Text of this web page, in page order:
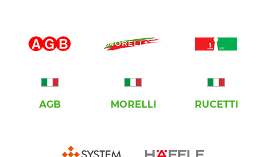
AGB MORELLI RUCETTI